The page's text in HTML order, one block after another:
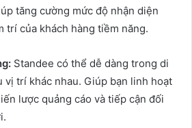
tăng cường mức độ nhận diện
trí của khách hàng tiềm năng.
Standee có thể dễ dàng trong di
vị trí khác nhau. Giúp bạn linh hoạt
lược quảng cáo và tiếp cận đối